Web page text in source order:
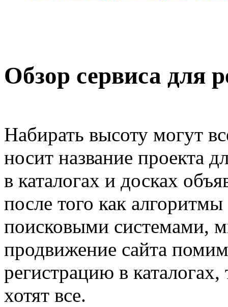
Обзор сервиса для
Набирать высоту могут
носит название проекта
в каталогах и досках
после того как
поисковыми системами,
продвижение сайта
регистрацию в
хотят все.